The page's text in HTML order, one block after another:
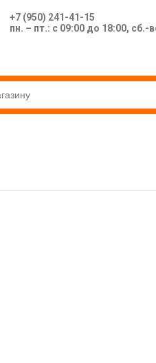
+7 (950) 241-41-15
пн. – пт.: с 09:00 до 18:00, сб.-